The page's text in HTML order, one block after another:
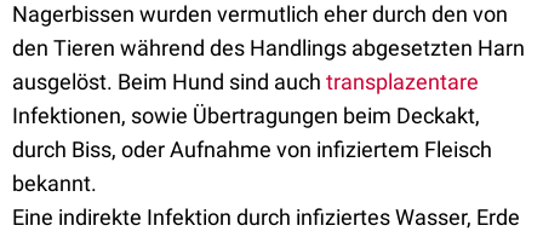
Nagerbissen wurden vermutlich eher durch den von
den Tieren während des Handlings abgesetzten Harn
ausgelöst. Beim Hund sind auch transplazentare
Infektionen, sowie Übertragungen beim Deckakt,
durch Biss, oder Aufnahme von infiziertem Fleisch
bekannt.
Eine indirekte Infektion durch infiziertes Wasser, Erde